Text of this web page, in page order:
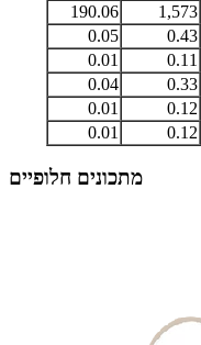
1,573
190.06
0.43
0.05
0.11
0.01
0.33
0.04
0.12
0.01
0.12
0.01
מתכונים חלופיים